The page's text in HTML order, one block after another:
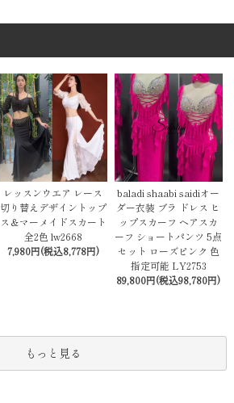
レッスンウエア レース
切り替えデザイントップ
ス＆マーメイドスカート
全2色 lw2668
7,980円(税込8,778円)
baladi shaabi saidiオー
ダー衣装 ブラ ドレス ヒ
ップスカーフ ヘアスカ
ーフ ショートパンツ 5点
セット ローズピンク 色
指定可能 LY2753
89,800円(税込98,780円)
もっと見る